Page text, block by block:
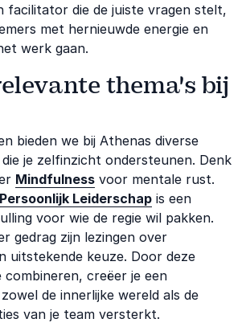
facilitator die de juiste vragen stelt,
met hernieuwde energie en
werk gaan.
thema's bij
bieden we bij Athenas diverse
je zelfinzicht ondersteunen. Denk
Mindfulness voor mentale rust.
Persoonlijk Leiderschap is een
voor wie de regie wil pakken.
gedrag zijn lezingen over
uitstekende keuze. Door deze
creëer je een
de innerlijke wereld als de
van je team versterkt.